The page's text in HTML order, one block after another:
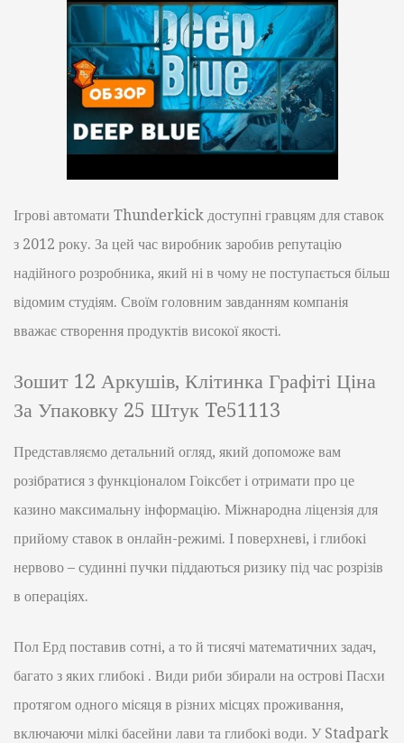
Ігрові автомати Thunderkick доступні гравцям для ставок
з 2012 року. За цей час виробник заробив репутацію
надійного розробника, який ні в чому не поступається більш
відомим студіям. Своїм головним завданням компанія
вважає створення продуктів високої якості.
Зошит 12 Аркушів, Клітинка Графіті Ціна
За Упаковку 25 Штук Te51113
Представляємо детальний огляд, який допоможе вам
розібратися з функціоналом Гоіксбет і отримати про це
казино максимальну інформацію. Міжнародна ліцензія для
прийому ставок в онлайн-режимі. І поверхневі, і глибокі
нервово – судинні пучки піддаються ризику під час розрізів
в операціях.
Пол Ерд поставив сотні, а то й тисячі математичних задач,
багато з яких глибокі . Види риби збирали на острові Пасхи
протягом одного місяця в різних місцях проживання,
включаючи мілкі басейни лави та глибокі води. У Stadpark